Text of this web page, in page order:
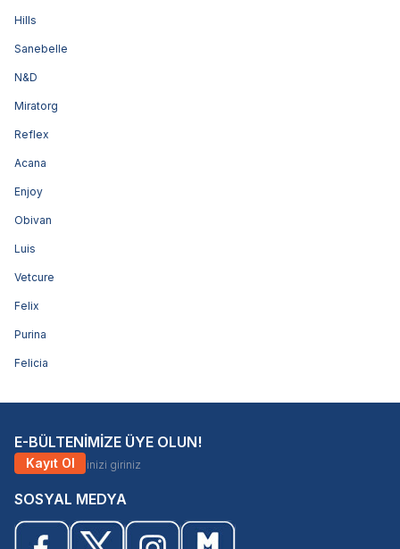
Hills
Sanebelle
N&D
Miratorg
Reflex
Acana
Enjoy
Obivan
Luis
Vetcure
Felix
Purina
Felicia
E-BÜLTENİMİZE ÜYE OLUN!
Kayıt Ol
SOSYAL MEDYA